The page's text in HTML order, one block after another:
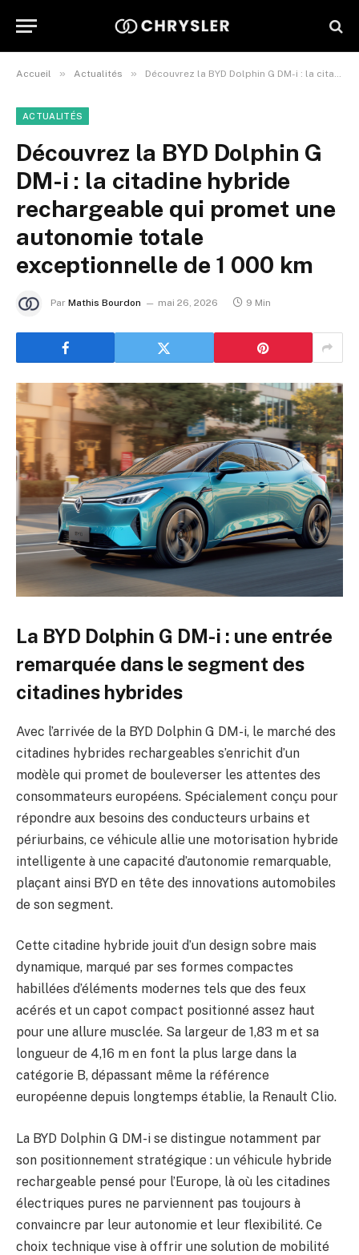
Accueil » Actualités » Découvrez la BYD Dolphin G DM-i : la citadine hybride rechargeable qui promet une autonomie totale exceptionnelle de 1 000 km
ACTUALITÉS
Découvrez la BYD Dolphin G
DM-i : la citadine hybride
rechargeable qui promet une
autonomie totale
exceptionnelle de 1 000 km
Par Mathis Bourdon mai 26, 2026 9 Min
La BYD Dolphin G DM-i : une entrée
remarquée dans le segment des
citadines hybrides
Avec l’arrivée de la BYD Dolphin G DM-i, le marché des
citadines hybrides rechargeables s’enrichit d’un
modèle qui promet de bouleverser les attentes des
consommateurs européens. Spécialement conçu pour
répondre aux besoins des conducteurs urbains et
périurbains, ce véhicule allie une motorisation hybride
intelligente à une capacité d’autonomie remarquable,
plaçant ainsi BYD en tête des innovations automobiles
de son segment.
Cette citadine hybride jouit d’un design sobre mais
dynamique, marqué par ses formes compactes
habillées d’éléments modernes tels que des feux
acérés et un capot compact positionné assez haut
pour une allure musclée. Sa largeur de 1,83 m et sa
longueur de 4,16 m en font la plus large dans la
catégorie B, dépassant même la référence
européenne depuis longtemps établie, la Renault Clio.
La BYD Dolphin G DM-i se distingue notamment par
son positionnement stratégique : un véhicule hybride
rechargeable pensé pour l’Europe, là où les citadines
électriques pures ne parviennent pas toujours à
convaincre par leur autonomie et leur flexibilité. Ce
choix technique vise à offrir une solution de mobilité